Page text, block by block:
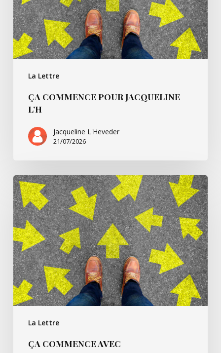
La Lettre
ÇA COMMENCE POUR JACQUELINE
L’H
Jacqueline L'Heveder
21/07/2026
La Lettre
Ça
commence
avec
Villarsbrandis…
ÇA COMMENCE AVEC